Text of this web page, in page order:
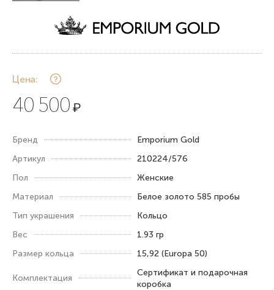
Цена:
40 500 ₽
Бренд
Emporium Gold
Артикул
210224/576
Пол
Женские
Материал
Белое золото 585 пробы
Тип украшения
Кольцо
Вес
1.93 гр
Размер кольца
15,92 (Europa 50)
Комплектация
Сертификат и подарочная
коробка